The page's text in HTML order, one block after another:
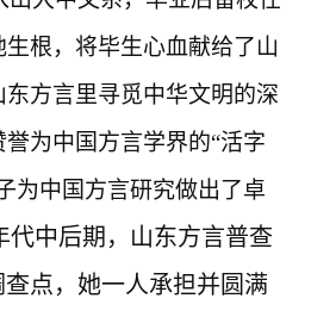
根，将毕生心血献给了山
方言里寻觅中华文明的深
为中国方言学界的“活字
为中国方言研究做出了卓
代中后期，山东方言普查
点，她一人承担并圆满